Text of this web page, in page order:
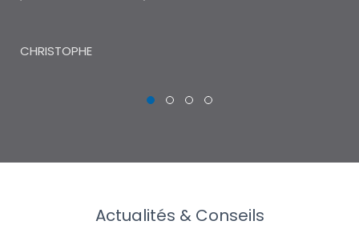
CHRISTOPHE
Actualités & Conseils